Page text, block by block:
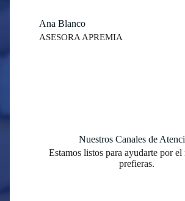
Ana Blanco
ASESORA APREMIA
Nuestros Canales de
Estamos listos para ayudarte por
prefieras.